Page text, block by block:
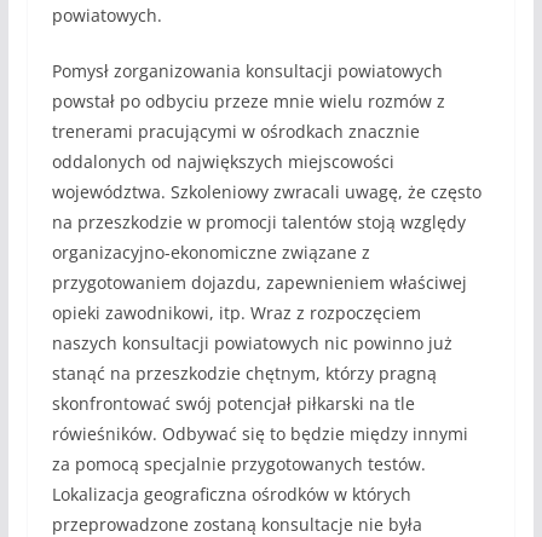
powiatowych.
Pomysł zorganizowania konsultacji powiatowych
powstał po odbyciu przeze mnie wielu rozmów z
trenerami pracującymi w ośrodkach znacznie
oddalonych od największych miejscowości
województwa. Szkoleniowy zwracali uwagę, że często
na przeszkodzie w promocji talentów stoją względy
organizacyjno-ekonomiczne związane z
przygotowaniem dojazdu, zapewnieniem właściwej
opieki zawodnikowi, itp. Wraz z rozpoczęciem
naszych konsultacji powiatowych nic powinno już
stanąć na przeszkodzie chętnym, którzy pragną
skonfrontować swój potencjał piłkarski na tle
rówieśników. Odbywać się to będzie między innymi
za pomocą specjalnie przygotowanych testów.
Lokalizacja geograficzna ośrodków w których
przeprowadzone zostaną konsultacje nie była